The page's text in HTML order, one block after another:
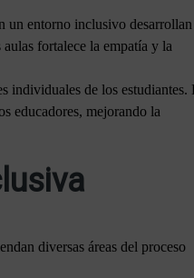
un entorno inclusivo desarrollan
fortalece la empatía y la
individuales de los estudiantes.
educadores, mejorando la
diversas áreas del proceso